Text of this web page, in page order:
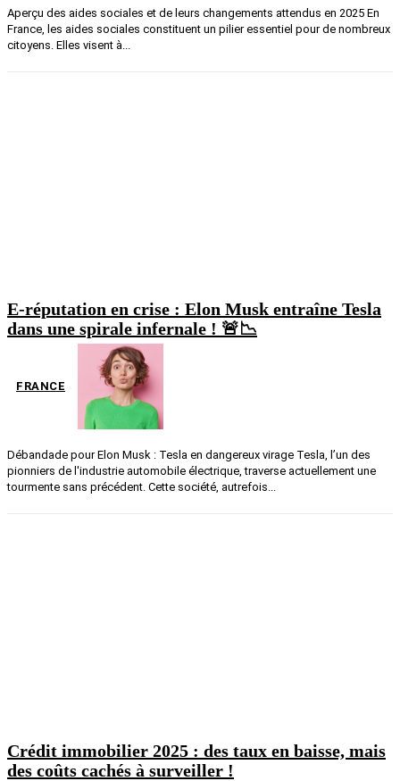
Aperçu des aides sociales et de leurs changements attendus en 2025 En
France, les aides sociales constituent un pilier essentiel pour de nombreux
citoyens. Elles visent à...
E-réputation en crise : Elon Musk entraîne Tesla
dans une spirale infernale ! 🚨📉
FRANCE
Débandade pour Elon Musk : Tesla en dangereux virage Tesla, l’un des
pionniers de l'industrie automobile électrique, traverse actuellement une
tourmente sans précédent. Cette société, autrefois...
Crédit immobilier 2025 : des taux en baisse, mais
des coûts cachés à surveiller !